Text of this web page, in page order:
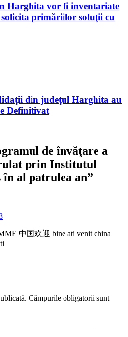
Harghita vor fi inventariate
solicita primăriilor soluţii cu
din judeţul Harghita au
Definitivat
de învăţare a
prin Institutul
în al patrulea an”
中国欢迎 bine ati venit china
Câmpurile obligatorii sunt